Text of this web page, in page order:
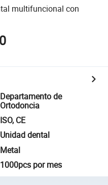
multifuncional con
Departamento de
Ortodoncia
ISO, CE
Unidad dental
Metal
1000pcs por mes